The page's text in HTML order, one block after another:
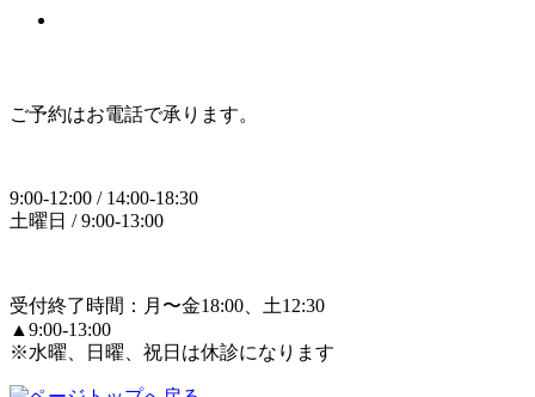
ご予約はお電話で承ります。
9:00-12:00 / 14:00-18:30
土曜日 / 9:00-13:00
受付終了時間：月〜金18:00、土12:30
▲9:00-13:00
※水曜、日曜、祝日は休診になります